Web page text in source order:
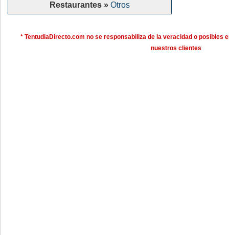
Restaurantes » Otros
* TentudiaDirecto.com no se responsabiliza de la veracidad o posibles
nuestros clientes